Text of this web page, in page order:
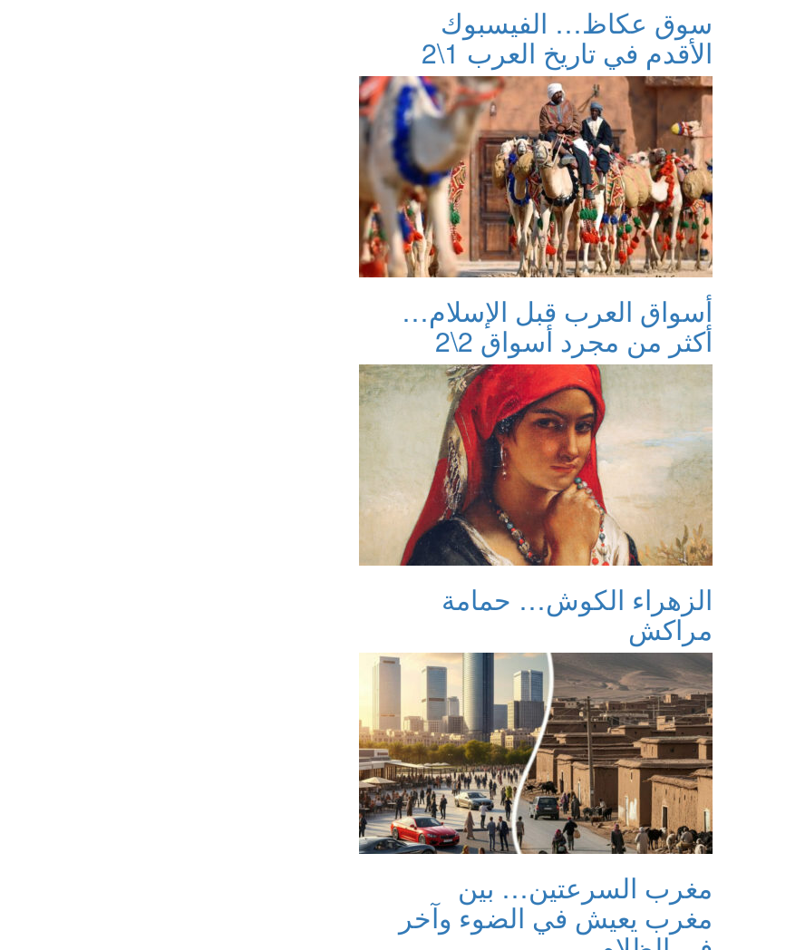
سوق عكاظ… الفيسبوك
الأقدم في تاريخ العرب 1\2
أسواق العرب قبل الإسلام…
أكثر من مجرد أسواق 2\2
الزهراء الكوش… حمامة
مراكش
مغرب السرعتين… بين
مغرب يعيش في الضوء وآخر